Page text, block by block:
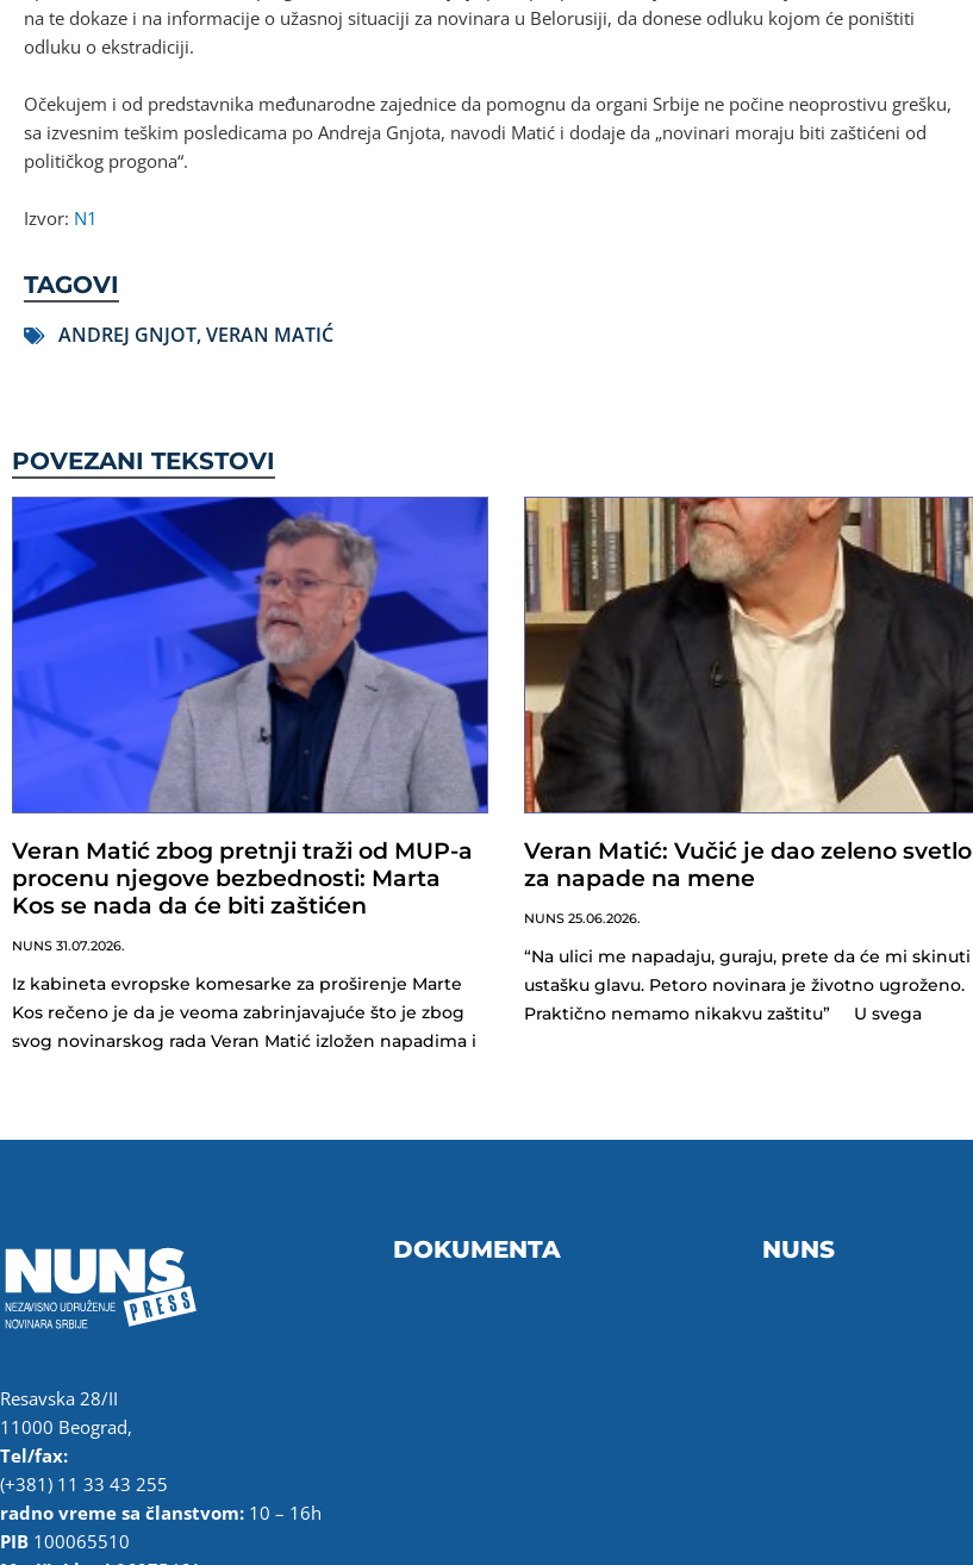
na te dokaze i na informacije o užasnoj situaciji za novinara u Belorusiji, da donese odluku kojom će poništiti
odluku o ekstradiciji.
Očekujem i od predstavnika međunarodne zajednice da pomognu da organi Srbije ne počine neoprostivu grešku,
sa izvesnim teškim posledicama po Andreja Gnjota, navodi Matić i dodaje da „novinari moraju biti zaštićeni od
političkog progona“.
Izvor: N1
TAGOVI
ANDREJ GNJOT,VERAN MATIĆ
POVEZANI TEKSTOVI
Veran Matić zbog pretnji traži od MUP-a
procenu njegove bezbednosti: Marta
Kos se nada da će biti zaštićen
NUNS 31.07.2026.
Iz kabineta evropske komesarke za proširenje Marte
Kos rečeno je da je veoma zabrinjavajuće što je zbog
svog novinarskog rada Veran Matić izložen napadima i
Veran Matić: Vučić je dao zeleno svetlo
za napade na mene
NUNS 25.06.2026.
“Na ulici me napadaju, guraju, prete da će mi skinuti
ustašku glavu. Petoro novinara je životno ugroženo.
Praktično nemamo nikakvu zaštitu” U svega
Resavska 28/II
11000 Beograd,
Tel/fax:
(+381) 11 33 43 255
radno vreme sa članstvom: 10 – 16h
PIB 100065510
DOKUMENTA NUNS